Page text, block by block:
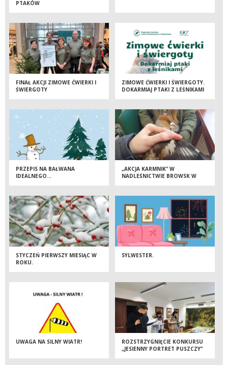
PTAKÓW
FINAŁ AKCJI ZIMOWE ĆWIERKI I
ŚWIERGOTY
ZIMOWE ĆWIERKI I ŚWIERGOTY.
DOKARMIAJ PTAKI Z LEŚNIKAMI
PRZEPIS NA BAŁWANA
IDEALNEGO…
„AKCJA KARMNIK” W
NADLEŚNICTWIE BROWSK W
STYCZEŃ PIERWSZY MIESIĄC W
ROKU.
SYLWESTER.
UWAGA NA SILNY WIATR!
ROZSTRZYGNIĘCIE KONKURSU
„JESIENNY PORTRET PUSZCZY”